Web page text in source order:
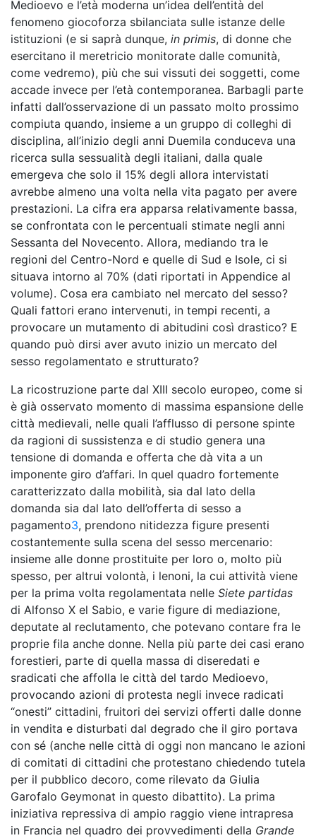
Medioevo e l’età moderna un’idea dell’entità del
fenomeno giocoforza sbilanciata sulle istanze delle
istituzioni (e si saprà dunque, in primis, di donne che
esercitano il meretricio monitorate dalle comunità,
come vedremo), più che sui vissuti dei soggetti, come
accade invece per l’età contemporanea. Barbagli parte
infatti dall’osservazione di un passato molto prossimo
compiuta quando, insieme a un gruppo di colleghi di
disciplina, all’inizio degli anni Duemila conduceva una
ricerca sulla sessualità degli italiani, dalla quale
emergeva che solo il 15% degli allora intervistati
avrebbe almeno una volta nella vita pagato per avere
prestazioni. La cifra era apparsa relativamente bassa,
se confrontata con le percentuali stimate negli anni
Sessanta del Novecento. Allora, mediando tra le
regioni del Centro-Nord e quelle di Sud e Isole, ci si
situava intorno al 70% (dati riportati in Appendice al
volume). Cosa era cambiato nel mercato del sesso?
Quali fattori erano intervenuti, in tempi recenti, a
provocare un mutamento di abitudini così drastico? E
quando può dirsi aver avuto inizio un mercato del
sesso regolamentato e strutturato?
La ricostruzione parte dal XIII secolo europeo, come si
è già osservato momento di massima espansione delle
città medievali, nelle quali l’afflusso di persone spinte
da ragioni di sussistenza e di studio genera una
tensione di domanda e offerta che dà vita a un
imponente giro d’affari. In quel quadro fortemente
caratterizzato dalla mobilità, sia dal lato della
domanda sia dal lato dell’offerta di sesso a
pagamento3, prendono nitidezza figure presenti
costantemente sulla scena del sesso mercenario:
insieme alle donne prostituite per loro o, molto più
spesso, per altrui volontà, i lenoni, la cui attività viene
per la prima volta regolamentata nelle Siete partidas
di Alfonso X el Sabio, e varie figure di mediazione,
deputate al reclutamento, che potevano contare fra le
proprie fila anche donne. Nella più parte dei casi erano
forestieri, parte di quella massa di diseredati e
sradicati che affolla le città del tardo Medioevo,
provocando azioni di protesta negli invece radicati
“onesti” cittadini, fruitori dei servizi offerti dalle donne
in vendita e disturbati dal degrado che il giro portava
con sé (anche nelle città di oggi non mancano le azioni
di comitati di cittadini che protestano chiedendo tutela
per il pubblico decoro, come rilevato da Giulia
Garofalo Geymonat in questo dibattito). La prima
iniziativa repressiva di ampio raggio viene intrapresa
in Francia nel quadro dei provvedimenti della Grande